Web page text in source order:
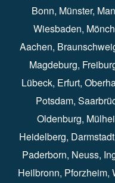
Bonn⁠⁠, Münster⁠⁠,
Wiesbaden⁠⁠,
Aachen⁠⁠,
Magdeburg⁠,
Lübeck⁠, Erfurt⁠,
Potsdam⁠,
Oldenburg⁠,
Heidelberg⁠, Darmstadt
Paderborn⁠, Neuss⁠,
Heilbronn⁠, Pforzheim⁠,